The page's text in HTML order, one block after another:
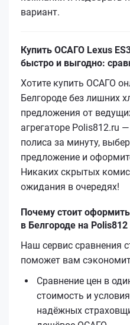
вариант.
Купить ОСАГО Lexus
быстро и выгодно:
Хотите купить ОСАГО
Белгороде без лишних
предложения от
агрегаторе Polis812.ru
полиса за минуту,
предложение и
Никаких скрытых
ожидания в очередях!
Почему стоит
в Белгороде на Polis812
Наш сервис сравнения
поможет вам
Сравнение цен в
стоимость и
надёжных